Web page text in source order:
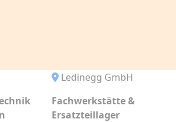
Ledinegg GmbH
Fachwerkstätte &
Ersatzteillager